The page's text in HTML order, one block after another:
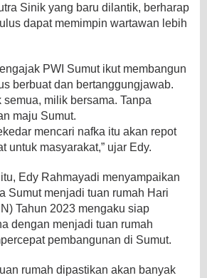
Sinik yang baru dilantik, berharap
dapat memimpin wartawan lebih
PWI Sumut ikut membangun
berbuat dan bertanggungjawab.
semua, milik bersama. Tanpa
maju Sumut.
mencari nafka itu akan repot
untuk masyarakat,” ujar Edy.
Edy Rahmayadi menyampaikan
Sumut menjadi tuan rumah Hari
Tahun 2023 mengaku siap
dengan menjadi tuan rumah
pembangunan di Sumut.
rumah dipastikan akan banyak